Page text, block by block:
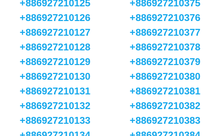
+886927210125
+886927210126
+886927210127
+886927210128
+886927210129
+886927210130
+886927210131
+886927210132
+886927210133
+886927210375
+886927210376
+886927210377
+886927210378
+886927210379
+886927210380
+886927210381
+886927210382
+886927210383